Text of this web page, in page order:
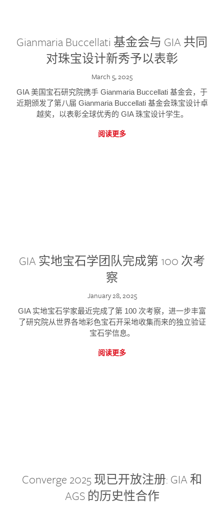
Gianmaria Buccellati 基金会与 GIA 共同
对珠宝设计新秀予以表彰
March 5, 2025
GIA 美国宝石研究院携手 Gianmaria Buccellati 基金会，于
近期颁发了第八届 Gianmaria Buccellati 基金会珠宝设计卓
越奖，以表彰全球优秀的 GIA 珠宝设计学生。
阅读更多
GIA 实地宝石学团队完成第 100 次考
察
January 28, 2025
GIA 实地宝石学家最近完成了第 100 次考察，进一步丰富
了研究院从世界各地彩色宝石开采地收集而来的独立验证
宝石学信息。
阅读更多
Converge 2025 现已开放注册: GIA 和
AGS 的历史性合作